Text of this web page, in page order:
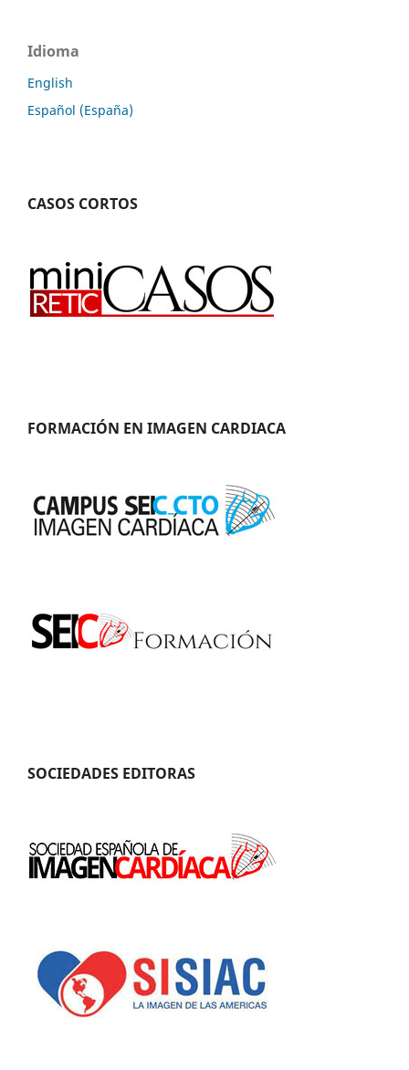
Idioma
English
Español (España)
CASOS CORTOS
FORMACIÓN EN IMAGEN CARDIACA
SOCIEDADES EDITORAS